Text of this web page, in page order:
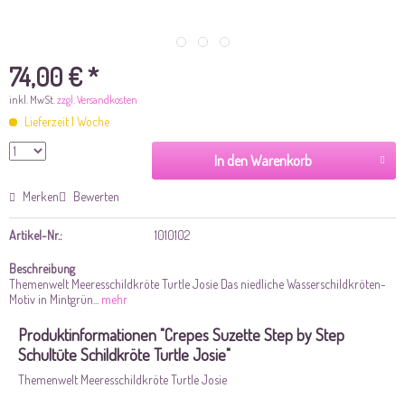
74,00 € *
inkl. MwSt.zzgl. Versandkosten
Lieferzeit 1 Woche
In den Warenkorb
Merken Bewerten
Artikel-Nr.: 1010102
Beschreibung
Themenwelt Meeresschildkröte Turtle Josie Das niedliche Wasserschildkröten-
Motiv in Mintgrün...
mehr
Produktinformationen "Crepes Suzette Step by Step
Schultüte Schildkröte Turtle Josie"
Themenwelt Meeresschildkröte Turtle Josie